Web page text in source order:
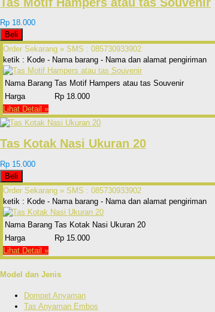
Rp 18.000
Beli
Order Sekarang » SMS : 085730933902
ketik : Kode - Nama barang - Nama dan alamat pengiriman
Nama Barang Tas Motif Hampers atau tas Souvenir
Harga
Rp 18.000
Lihat Detail »
Tas Kotak Nasi Ukuran 20
Rp 15.000
Beli
Order Sekarang » SMS : 085730933902
ketik : Kode - Nama barang - Nama dan alamat pengiriman
Nama Barang Tas Kotak Nasi Ukuran 20
Harga
Rp 15.000
Lihat Detail »
Model dan Jenis
Dompet Anyaman
Tas Anyaman Embos